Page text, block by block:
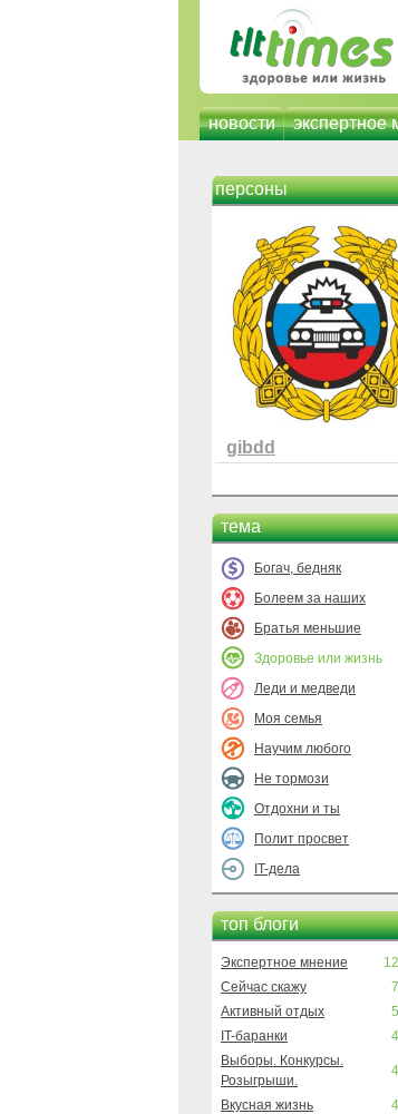
новости экспертное
персоны
gibdd
тема
Богач, бедняк
Болеем за наших
Братья меньшие
Здоровье или жизнь
Леди и медведи
Моя семья
Научим любого
Не тормози
Отдохни и ты
Полит просвет
IT-дела
топ блоги
Экспертное мнение
Сейчас скажу
Активный отдых
IT-баранки
Выборы. Конкурсы.
Розыгрыши.
Вкусная жизнь